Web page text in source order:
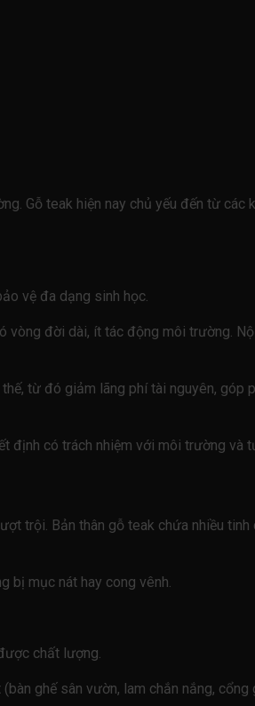
Gỗ teak hiện nay chủ yếu đến từ các
vệ đa dạng sinh học.
vòng đời dài, ít tác động môi trường.
từ đó giảm lãng phí tài nguyên, góp
định có trách nhiệm với môi trường và
trội. Bản thân gỗ teak chứa nhiều
bị mục nát hay cong vênh.
chất lượng.
ghế sân vườn, lam chắn nắng,